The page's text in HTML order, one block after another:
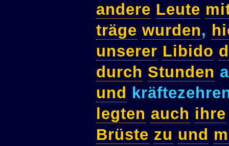
andere Leute
träge wurden,
unserer Libido
durch Stunden
und
legten auch ihre
Brüste zu und